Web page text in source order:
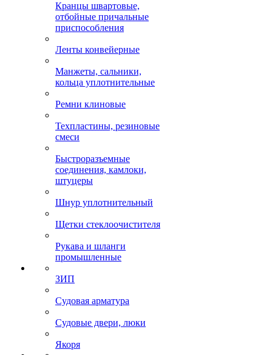
Кранцы швартовые,
отбойные причальные
приспособления
Ленты конвейерные
Манжеты, сальники,
кольца уплотнительные
Ремни клиновые
Техпластины, резиновые
смеси
Быстроразъемные
соединения, камлоки,
штуцеры
Шнур уплотнительный
Щетки стеклоочистителя
Рукава и шланги
промышленные
ЗИП
Судовая арматура
Судовые двери, люки
Якоря